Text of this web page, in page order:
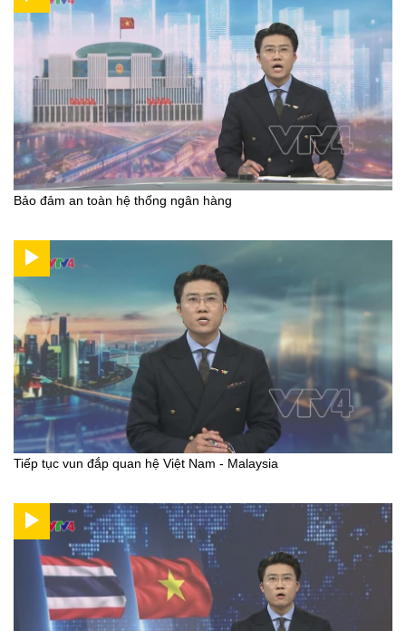
Bảo đảm an toàn hệ thống ngân hàng
Tiếp tục vun đắp quan hệ Việt Nam - Malaysia